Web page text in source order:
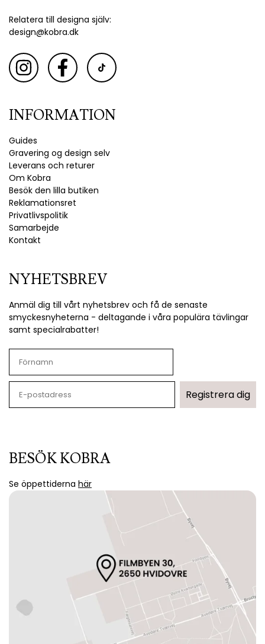
Relatera till designa själv:
design@kobra.dk
INFORMATION
Guides
Gravering og design selv
Leverans och returer
Om Kobra
Besök den lilla butiken
Reklamationsret
Privatlivspolitik
Samarbejde
Kontakt
NYHETSBREV
Anmäl dig till vårt nyhetsbrev och få de senaste
smyckesnyheterna - deltagande i våra populära tävlingar
samt specialrabatter!
Registrera dig
BESÖK KOBRA
Se öppettiderna här